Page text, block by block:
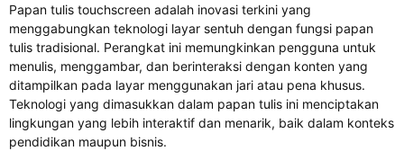
Papan tulis touchscreen adalah inovasi terkini yang
menggabungkan teknologi layar sentuh dengan fungsi papan
tulis tradisional. Perangkat ini memungkinkan pengguna untuk
menulis, menggambar, dan berinteraksi dengan konten yang
ditampilkan pada layar menggunakan jari atau pena khusus.
Teknologi yang dimasukkan dalam papan tulis ini menciptakan
lingkungan yang lebih interaktif dan menarik, baik dalam konteks
pendidikan maupun bisnis.